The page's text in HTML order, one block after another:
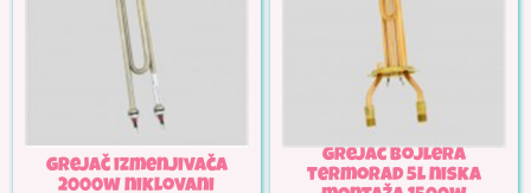
grejač izmenjivača
2000w niklovani
grejač bojlera
termorad 5l niska